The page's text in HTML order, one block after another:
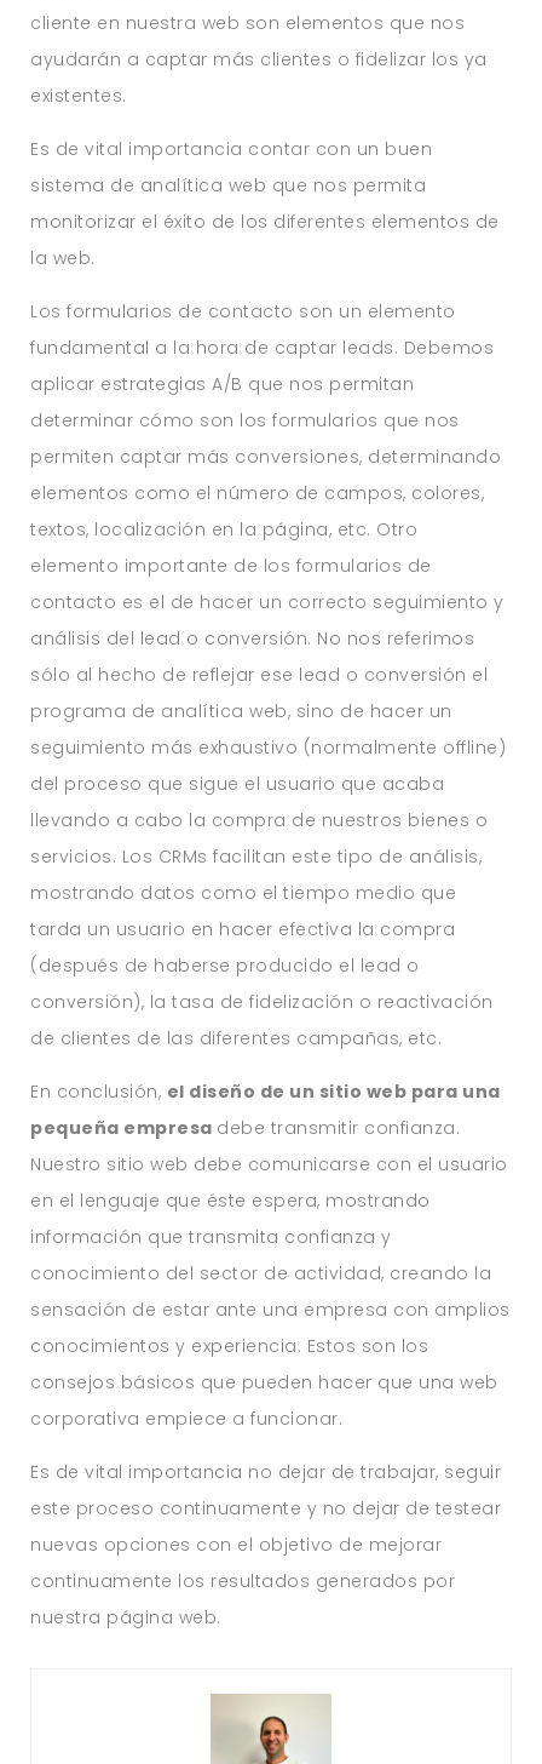
cliente en nuestra web son elementos que nos
ayudarán a captar más clientes o fidelizar los ya
existentes.
Es de vital importancia contar con un buen
sistema de analítica web que nos permita
monitorizar el éxito de los diferentes elementos de
la web.
Los formularios de contacto son un elemento
fundamental a la hora de captar leads. Debemos
aplicar estrategias A/B que nos permitan
determinar cómo son los formularios que nos
permiten captar más conversiones, determinando
elementos como el número de campos, colores,
textos, localización en la página, etc. Otro
elemento importante de los formularios de
contacto es el de hacer un correcto seguimiento y
análisis del lead o conversión. No nos referimos
sólo al hecho de reflejar ese lead o conversión el
programa de analítica web, sino de hacer un
seguimiento más exhaustivo (normalmente offline)
del proceso que sigue el usuario que acaba
llevando a cabo la compra de nuestros bienes o
servicios. Los CRMs facilitan este tipo de análisis,
mostrando datos como el tiempo medio que
tarda un usuario en hacer efectiva la compra
(después de haberse producido el lead o
conversión), la tasa de fidelización o reactivación
de clientes de las diferentes campañas, etc.
En conclusión, el diseño de un sitio web para una
pequeña empresa debe transmitir confianza.
Nuestro sitio web debe comunicarse con el usuario
en el lenguaje que éste espera, mostrando
información que transmita confianza y
conocimiento del sector de actividad, creando la
sensación de estar ante una empresa con amplios
conocimientos y experiencia. Estos son los
consejos básicos que pueden hacer que una web
corporativa empiece a funcionar.
Es de vital importancia no dejar de trabajar, seguir
este proceso continuamente y no dejar de testear
nuevas opciones con el objetivo de mejorar
continuamente los resultados generados por
nuestra página web.